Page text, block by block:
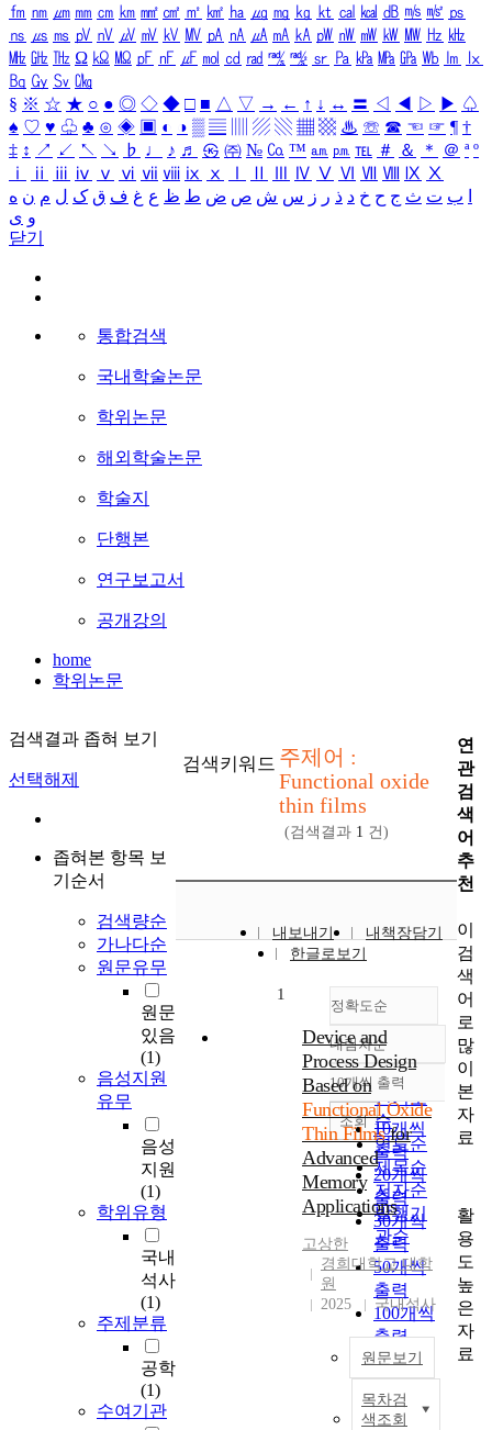
㎙ ㎚ ㎛ ㎜ ㎝ ㎞ ㎟ ㎠ ㎡ ㎢ ㏊ ㎍ ㎎ ㎏ ㏏ ㎈ ㎉ ㏈ ㎧ ㎨ ㎰
㎱ ㎲ ㎳ ㎴ ㎵ ㎶ ㎷ ㎸ ㎹ ㎀ ㎁ ㎂ ㎃ ㎄ ㎺ ㎻ ㎽ ㎾ ㎿ ㎐ ㎑
㎒ ㎓ ㎔ Ω ㏀ ㏁ ㎊ ㎋ ㎌ ㏖ ㏅ ㎭ ㎮ ㎯ ㏛ ㎩ ㎪ ㎫ ㎬ ㏝ ㏐
㏓
㏃ ㏉ ㏜ ㏆
§ ※ ☆ ★ ○ ● ◎ ◇ ◆ □ ■ △ ▽ → ← ↑ ↓ ↔ 〓 ◁ ◀ ▷ ▶ ♤
♠ ♡ ♥ ♧ ♣ ⊙ ◈ ▣ ◐ ◑ ▒ ▤ ▨ ▧ ▦ ▩ ♨ ☏ ☎ ☜ ☞ ¶ †
‡ ↕ ↗ ↙ ↖ ↘ ♭ ♩ ♪ ♬ ㉿ ㈜ № ㏇ ™ ㏂ ㏘ ℡ ＃ ＆ ＊ ＠ ª º
ⅰ
ⅱ ⅲ ⅳ ⅴ ⅵ ⅶ ⅷ ⅸ ⅹ Ⅳ Ⅴ Ⅵ Ⅶ Ⅷ Ⅸ Ⅹ
ب ت ث ج ح خ د ذ ر ز س ش ص ض ط ظ ع غ ف ق ک ل م ن ه
و ی
닫기
통합검색
국내학술논문
학위논문
해외학술논문
학술지
단행본
연구보고서
공개강의
home
학위논문
검색결과 좁혀 보기
선택해제
좁혀본 항목 보
기순서
검색량순
가나다순
원문유무
원문
있음
(1)
음성지원
유무
음성
지원
(1)
학위유형
국내
석사
(1)
주제분류
공학
(1)
수여기관
검색키워드 주제어 :
Functional oxide
thin films
(검색결과 1 건)
내보내기
내책장담기
한글로보기
정확도순
정확도
순
인기도
순
연도순
제목순
저자순
발행기
관순
내림차순
내림차순
10개씩 출력
10개씩
출력
20개씩
출력
30개씩
출력
50개씩
출력
100개씩
출력
조회
1
Device and
Process Design
Based on
Functional Oxide
Thin Filmsfor
Advanced
Memory
Applications
고상한
경희대학교 대학
원
2025
국내석사
원문보기
목차검
색조회
연
관
검
색
어
추
천
이
검
색
어
로
많
이
본
자
료
활
용
도
높
은
자
료